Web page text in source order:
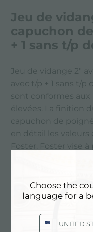
Jeu de
capuchon
+ 1 sans t/p
Jeu de vidange 2"
avec t/p + 1 sans t/p
sont conformes
élevées. La finition
capuchon de
en détail les
Foster. Foster vise
Choose the
language for a
UNITED